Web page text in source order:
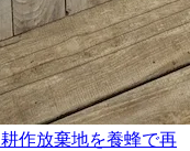
作放棄地を養蜂で再